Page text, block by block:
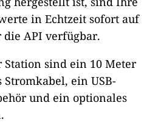
in Echtzeit sofort auf
API verfügbar.
sind ein 10 Meter
ein USB-
und ein optionales